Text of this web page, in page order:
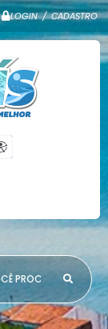
LOGIN / CADASTRO